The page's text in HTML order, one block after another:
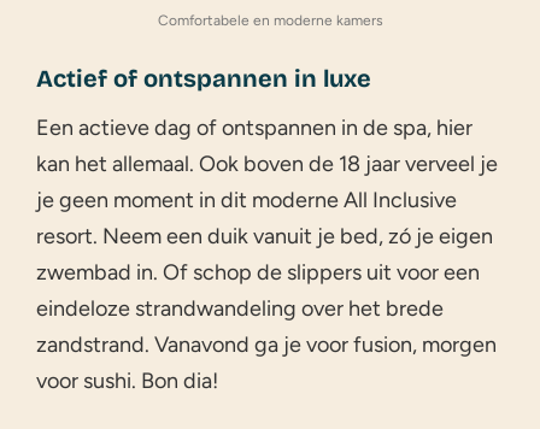
Comfortabele en moderne kamers
Actief of ontspannen in luxe
Een actieve dag of ontspannen in de spa, hier
kan het allemaal. Ook boven de 18 jaar verveel je
je geen moment in dit moderne All Inclusive
resort. Neem een duik vanuit je bed, zó je eigen
zwembad in. Of schop de slippers uit voor een
eindeloze strandwandeling over het brede
zandstrand. Vanavond ga je voor fusion, morgen
voor sushi. Bon dia!